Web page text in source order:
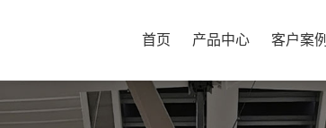
首页 产品中心 客户案例